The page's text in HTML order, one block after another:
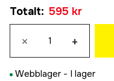
595 kr
S
595 kr
595 kr
Totalt: 595 kr
× +
Webblager - I lager